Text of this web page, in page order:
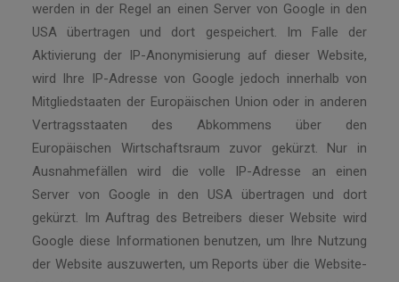
werden in der Regel an einen Server von Google in den
USA übertragen und dort gespeichert. Im Falle der
Aktivierung der IP-Anonymisierung auf dieser Website,
wird Ihre IP-Adresse von Google jedoch innerhalb von
Mitgliedstaaten der Europäischen Union oder in anderen
Vertragsstaaten des Abkommens über den
Europäischen Wirtschaftsraum zuvor gekürzt. Nur in
Ausnahmefällen wird die volle IP-Adresse an einen
Server von Google in den USA übertragen und dort
gekürzt. Im Auftrag des Betreibers dieser Website wird
Google diese Informationen benutzen, um Ihre Nutzung
der Website auszuwerten, um Reports über die Website-